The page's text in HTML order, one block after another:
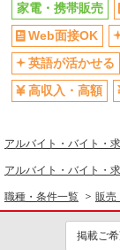
家電・携帯販売
Web面接OK
英語が活かせる
高収入・高額
アルバイト・バイト・
アルバイト・バイト・
職種・条件一覧 販売
掲載ご